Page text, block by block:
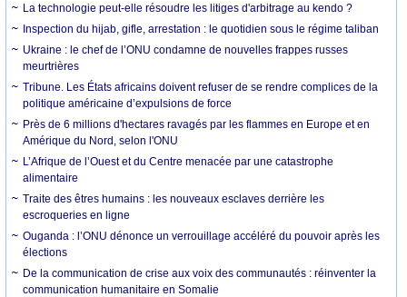
La technologie peut-elle résoudre les litiges d'arbitrage au kendo ?
Inspection du hijab, gifle, arrestation : le quotidien sous le régime taliban
Ukraine : le chef de l’ONU condamne de nouvelles frappes russes
meurtrières
Tribune. Les États africains doivent refuser de se rendre complices de la
politique américaine d’expulsions de force
Près de 6 millions d'hectares ravagés par les flammes en Europe et en
Amérique du Nord, selon l'ONU
L’Afrique de l’Ouest et du Centre menacée par une catastrophe
alimentaire
Traite des êtres humains : les nouveaux esclaves derrière les
escroqueries en ligne
Ouganda : l’ONU dénonce un verrouillage accéléré du pouvoir après les
élections
De la communication de crise aux voix des communautés : réinventer la
communication humanitaire en Somalie